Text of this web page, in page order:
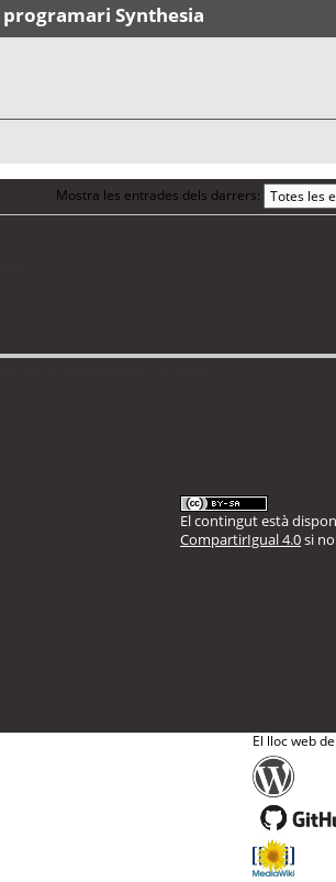
programari Synthesia
Mostra les entrades dels darrers:
El contingut està
CompartirIgual 4.0si no
El lloc web